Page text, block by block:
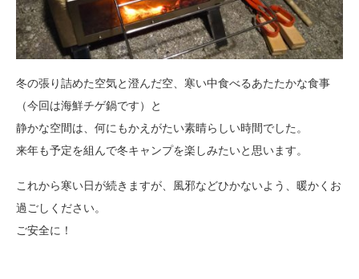
冬の張り詰めた空気と澄んだ空、寒い中食べるあたたかな食事
（今回は海鮮チゲ鍋です）と
静かな空間は、何にもかえがたい素晴らしい時間でした。
来年も予定を組んで冬キャンプを楽しみたいと思います。
これから寒い日が続きますが、風邪などひかないよう、暖かくお
過ごしください。
ご安全に！